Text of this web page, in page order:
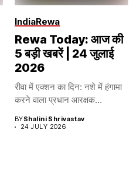
IndiaRewa
Rewa Today: आज की
5 बड़ी खबरें | 24 जुलाई
2026
रीवा में एक्शन का दिन: नशे में हंगामा
करने वाला प्रधान आरक्षक...
BYShalini Shrivastav
24 JULY 2026